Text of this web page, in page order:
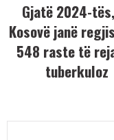
Gjatë 2024-
Kosovë janë
548 raste të
tuberkuloz